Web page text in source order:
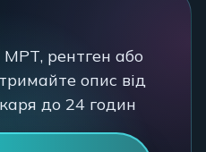
рентген або
опис від
до 24 годин